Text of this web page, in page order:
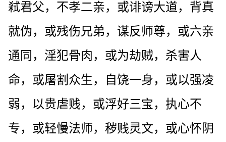
弒君父，不孝二亲，或诽谤大道，背真
就伪，或残伤兄弟，谋反师尊，或六亲
通同，淫犯骨肉，或为劫贼，杀害人
命，或屠割众生，自饶一身，或以强凌
弱，以贵虐贱，或浮好三宝，执心不
专，或轻慢法师，秽贱灵文，或心怀阴